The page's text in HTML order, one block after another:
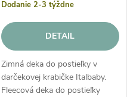
Dodanie 2-3 týždne
DETAIL
Zimná deka do postieľky v
darčekovej krabičke Italbaby.
Fleecová deka do postieľky